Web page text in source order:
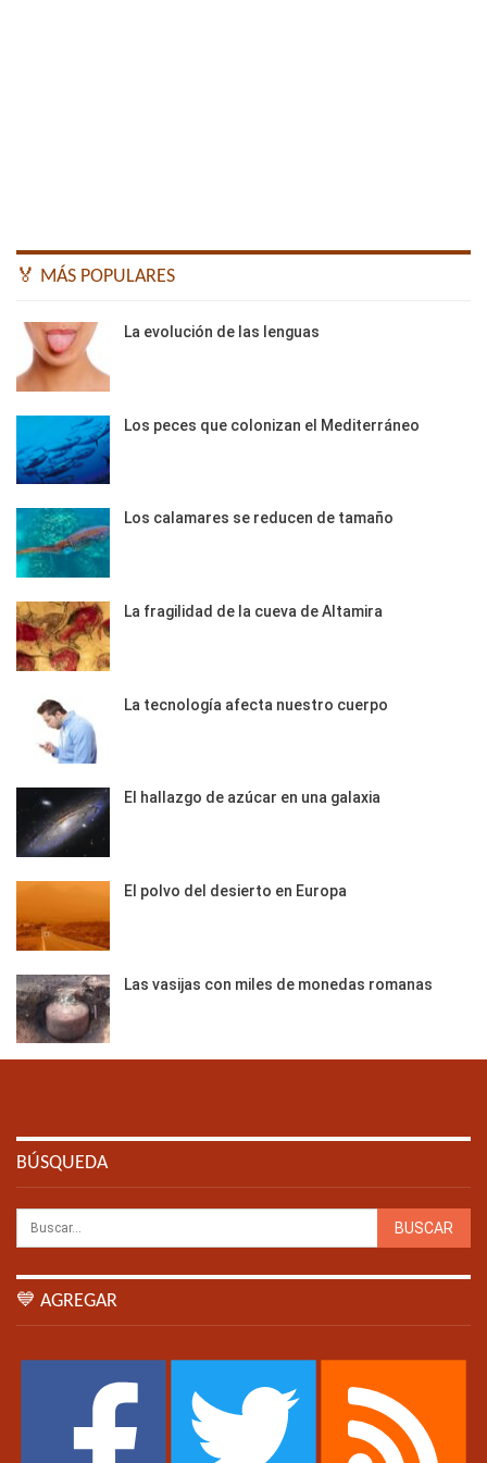
🏅 MÁS POPULARES
La evolución de las lenguas
Los peces que colonizan el Mediterráneo
Los calamares se reducen de tamaño
La fragilidad de la cueva de Altamira
La tecnología afecta nuestro cuerpo
El hallazgo de azúcar en una galaxia
El polvo del desierto en Europa
Las vasijas con miles de monedas romanas
BÚSQUEDA
💙 AGREGAR